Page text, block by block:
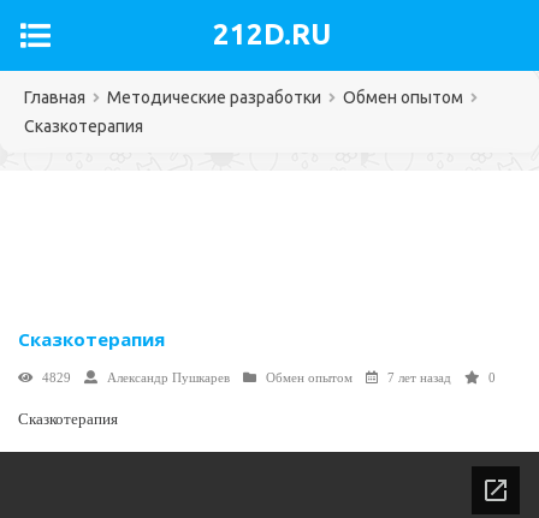
212D.RU
Главная Методические разработки
Обмен опытом
Сказкотерапия
Сказкотерапия
4829 Александр Пушкарев Обмен опытом 7 лет назад 0
Сказкотерапия